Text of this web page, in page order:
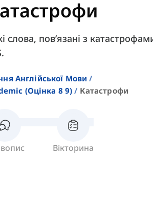
слова, пов’язані з
Англійської Мови
(оцінка 8 9)
Катастрофи
Вікторина